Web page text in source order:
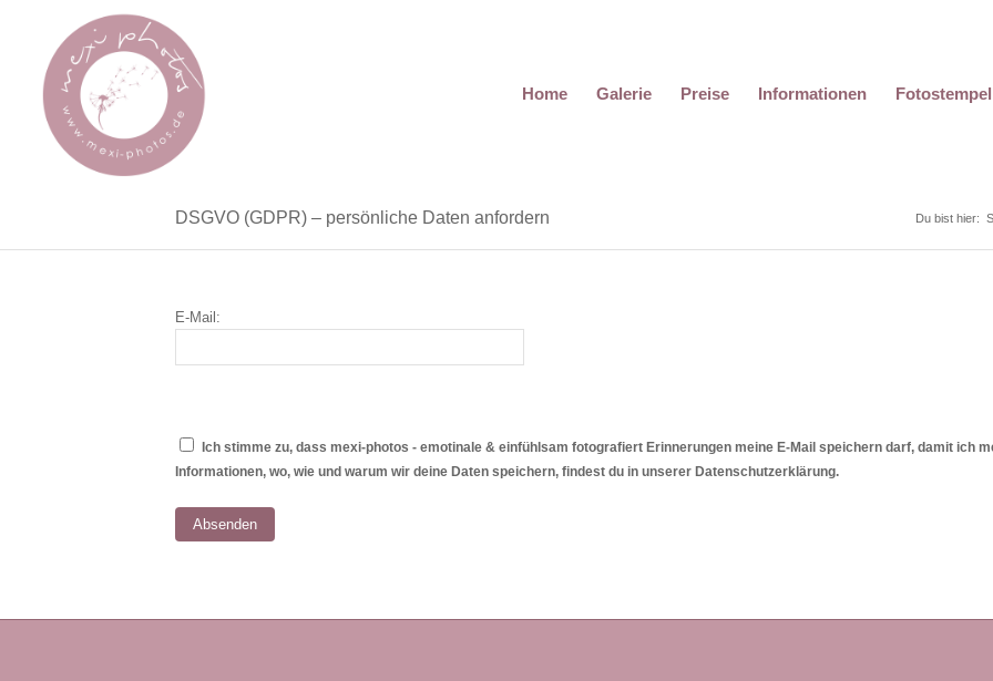
Home Galerie Preise Informationen Fotostempel
DSGVO (GDPR) – persönliche Daten anfordern Du bist hier:
E-­Mail:
Ich stimme zu, dass mexi-photos - emotinale & einfühlsam fotografiert Erinnerungen meine E-Mail speichern darf, damit ich
Informationen, wo, wie und warum wir deine Daten speichern, findest du in unserer Datenschutzerklärung.